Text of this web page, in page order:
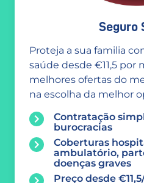
Seguro
Proteja a sua familia
saúde desde €11,5 por
melhores ofertas do
na escolha da melhor
Contratação
burocracias
Coberturas
ambulatório,
doenças graves
Preço desde